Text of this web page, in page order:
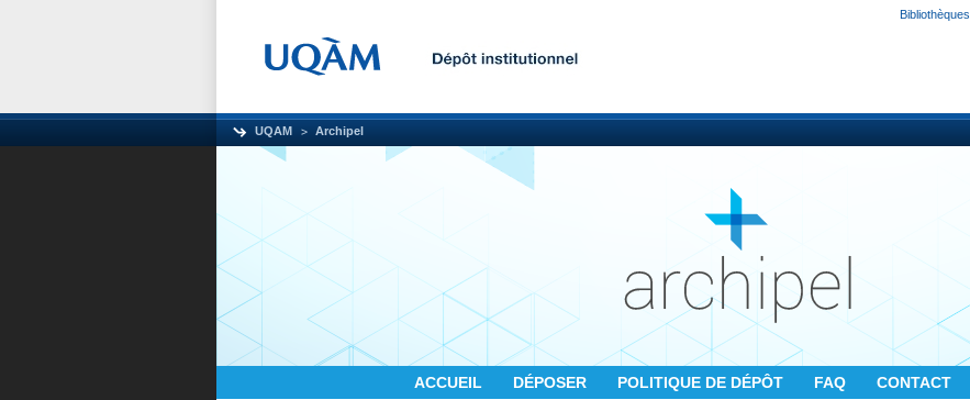
Bibliothèques
UQAM Archipel
ACCUEIL DÉPOSER POLITIQUE DE DÉPÔT FAQ CONTACT